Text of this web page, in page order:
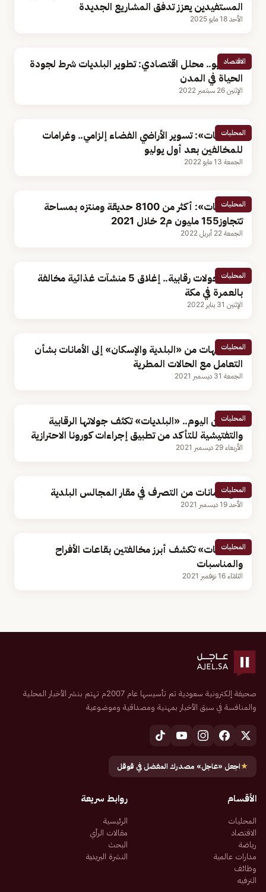
المستفيدين يعزز تدفق المشاريع الجديدة
الأحد 18 مايو 2025
الاقتصاد
بالفيديو.. محلل اقتصادي: تطوير البلديات شرط لجودة
الحياة في المدن
الإثنين 26 سبتمبر 2022
المحليات
«البلديات»: تسوير الأراضي الفضاء إلزامي.. وغرامات
للمخالفين بعد أول يوليو
الجمعة 13 مايو 2022
المحليات
«البلديات»: أكثر من 8100 حديقة ومنتزه بمساحة
تتجاوز155 مليون م2 خلال 2021
الجمعة 22 أبريل 2022
المحليات
خلال جولات رقابية.. إغلاق 5 منشآت غذائية مخالفة
بالعمرة في مكة
الإثنين 31 يناير 2022
المحليات
7 توجيهات من «البلدية والإسكان» إلى الأمانات بشأن
التعامل مع الحالات المطرية
الجمعة 31 ديسمبر 2021
المحليات
بدءًا من اليوم.. «البلديات» تكثف جولاتها الرقابية
والتفتيشية للتأكد من تطبيق إجراءات كورونا الاحترازية
الأربعاء 29 ديسمبر 2021
المحليات
منع الأمانات من التصرف في مقار المجالس البلدية
الأحد 19 ديسمبر 2021
المحليات
«البلديات» تكشف أبرز مخالفتين بقاعات الأفراح
والمناسبات
الثلاثاء 16 نوفمبر 2021
صحيفة إلكترونية سعودية تم تأسيسها عام 2007م تهتم بنشر الأخبار المحلية
والمنافسة في سبق الأخبار بمهنية ومصداقية وموضوعية
★اجعل «عاجل» مصدرك المفضل في قوقل
الأقسام
المحليات
الاقتصاد
رياضة
مدارات عالمية
وظائف
الترفيه
روابط سريعة
الرئيسية
مقالات الرأي
البحث
النشرة البريدية